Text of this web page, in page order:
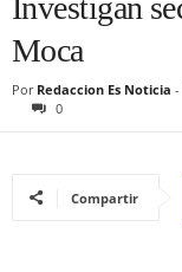
Investigan
Moca
Por Redaccion Es Noticia -
0
Compartir